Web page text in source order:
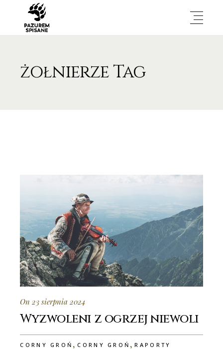
żołnierze Tag
On 23 sierpnia 2024
Wyzwoleni z ogrzej niewoli
CORNY GROŃ ,CORNY GROŃ ,RAPORTY